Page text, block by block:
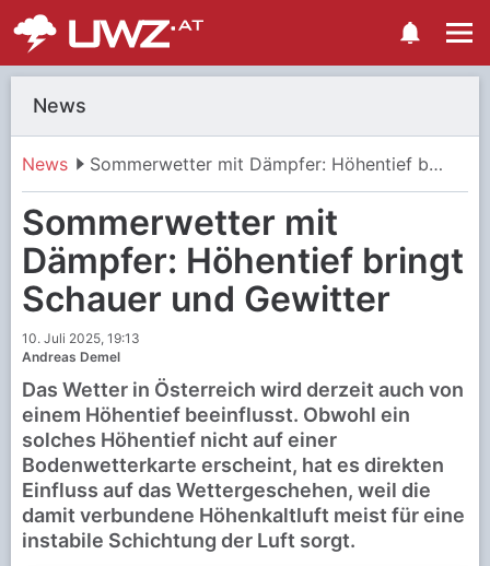
News
News Sommerwetter mit Dämpfer: Höhentief bringt Schauer und Gewitter
Sommerwetter mit
Dämpfer: Höhentief bringt
Schauer und Gewitter
10. Juli 2025, 19:13
Andreas Demel
Das Wetter in Österreich wird derzeit auch von
einem Höhentief beeinflusst. Obwohl ein
solches Höhentief nicht auf einer
Bodenwetterkarte erscheint, hat es direkten
Einfluss auf das Wettergeschehen, weil die
damit verbundene Höhenkaltluft meist für eine
instabile Schichtung der Luft sorgt.